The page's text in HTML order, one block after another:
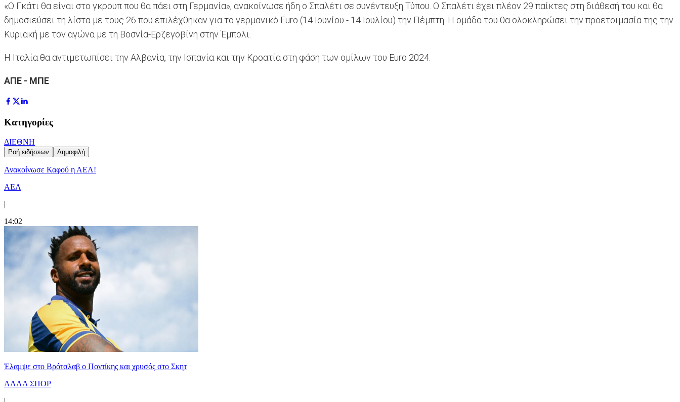
«Ο Γκάτι θα είναι στο γκρουπ που θα πάει στη Γερμανία», ανακοίνωσε ήδη ο Σπαλέτι σε συνέντευξη Τύπου. Ο Σπαλέτι έχει πλέον 29 παίκτες στη διάθεσή του και θα
δημοσιεύσει τη λίστα με τους 26 που επιλέχθηκαν για το γερμανικό Euro (14 Ιουνίου - 14 Ιουλίου) την Πέμπτη. Η ομάδα του θα ολοκληρώσει την προετοιμασία της την
Κυριακή με τον αγώνα με τη Βοσνία-Ερζεγοβίνη στην Έμπολι.
Η Ιταλία θα αντιμετωπίσει την Αλβανία, την Ισπανία και την Κροατία στη φάση των ομίλων του Euro 2024.
AΠΕ - ΜΠΕ
Κατηγορίες
ΔΙΕΘΝΗ
Ροή ειδήσεων Δημοφιλή
Ανακοίνωσε Καφού η ΑΕΛ!
ΑΕΛ
|
14:02
Έλαμψε στο Βρότσλαβ ο Ποντίκης και χρυσός στο Σκητ
ΑΛΛΑ ΣΠΟΡ